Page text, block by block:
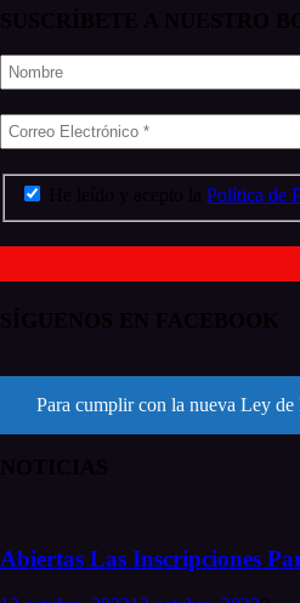
Política de
Para cumplir con la nueva Ley de
Abiertas Las Inscripciones